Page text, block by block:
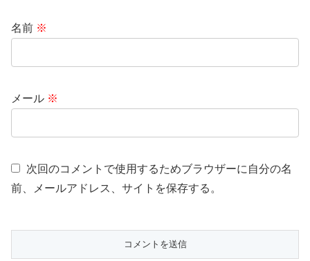
名前 ※
メール ※
次回のコメントで使用するためブラウザーに自分の名
前、メールアドレス、サイトを保存する。